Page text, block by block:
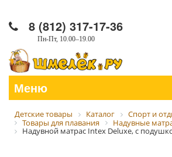
8 (812) 317-17-36
Пн-Пт, 10.00–19.00
Меню
Детские товары Каталог
Спорт и
Товары для плавания
Надувные
Надувной матрас Intex Deluxe, с